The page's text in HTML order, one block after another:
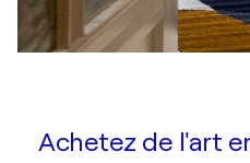
Achetez de l'art